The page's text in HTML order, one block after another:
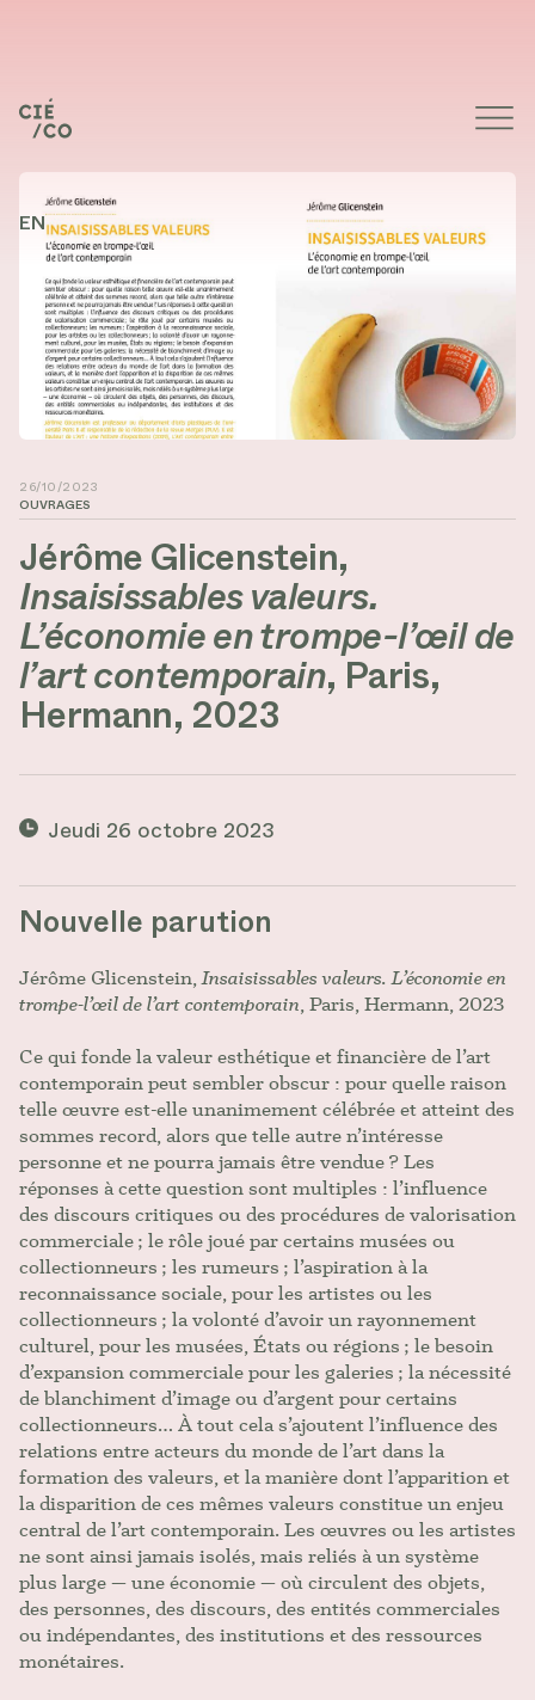
EN
26/10/2023
OUVRAGES
Jérôme Glicenstein,
Insaisissables valeurs.
L’économie en trompe-l’œil de
l’art contemporain, Paris,
Hermann, 2023
Jeudi 26 octobre 2023
Nouvelle parution
Jérôme Glicenstein,Insaisissables valeurs. L’économie en
trompe-l’œil de l’art contemporain, Paris, Hermann, 2023
Ce qui fonde la valeur esthétique et financière de l’art
contemporain peut sembler obscur : pour quelle raison
telle œuvre est-elle unanimement célébrée et atteint des
sommes record, alors que telle autre n’intéresse
personne et ne pourra jamais être vendue ? Les
réponses à cette question sont multiples : l’influence
des discours critiques ou des procédures de valorisation
commerciale ; le rôle joué par certains musées ou
collectionneurs ; les rumeurs ; l’aspiration à la
reconnaissance sociale, pour les artistes ou les
collectionneurs ; la volonté d’avoir un rayonnement
culturel, pour les musées, États ou régions ; le besoin
d’expansion commerciale pour les galeries ; la nécessité
de blanchiment d’image ou d’argent pour certains
collectionneurs… À tout cela s’ajoutent l’influence des
relations entre acteurs du monde de l’art dans la
formation des valeurs, et la manière dont l’apparition et
la disparition de ces mêmes valeurs constitue un enjeu
central de l’art contemporain. Les œuvres ou les artistes
ne sont ainsi jamais isolés, mais reliés à un système
plus large — une économie — où circulent des objets,
des personnes, des discours, des entités commerciales
ou indépendantes, des institutions et des ressources
monétaires.